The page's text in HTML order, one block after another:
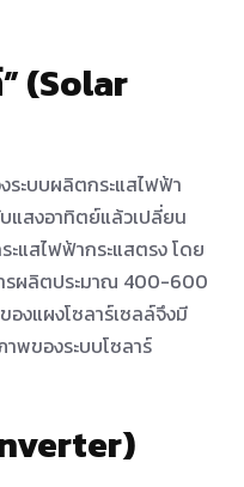
” (Solar
ระบบผลิตกระแสไฟฟ้า
แสงอาทิตย์แล้วเปลี่ยน
แสไฟฟ้ากระแสตรง โดย
ารผลิตประมาณ 400-600
งแผงโซลาร์เซลล์จึงมี
พของระบบโซลาร์